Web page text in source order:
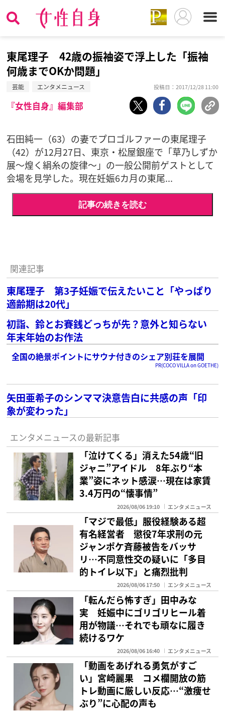
東尾理子 42歳の振袖姿で浮上した「振袖
何歳までOKか問題」
芸能 エンタメニュース 投稿日：2017/12/28 11:00
『女性自身』編集部
石田純一（63）の妻でプロゴルファーの東尾理子
（42）が12月27日、東京・松屋銀座で「草乃しずか
展～煌く絹糸の旋律～」の一般公開前ゲストとして
会場を見学した。現在妊娠6カ月の東尾...
記事の続きを読む
関連記事
東尾理子 第3子妊娠で伝えたいこと「やっぱり
適齢期は20代」
初詣、鈴とお賽銭どっちが先？意外と知らない
年末年始のお作法
全国の絶景ポイントにサウナ付きのシェア別荘を展開
PR(COCO VILLA on GOETHE)
矢田亜希子のシンママ決意告白に共感の声「印
象が変わった」
エンタメニュースの最新記事
「泣けてくる」消えた54歳“旧
ジャニ”アイドル 8年ぶり“本
業”姿にネット感涙…現在は家賃
3.4万円の“懐事情”
2026/08/06 19:10 エンタメニュース
「マジで最低」服役経験ある超
有名経営者 懲役7年求刑の元
ジャンポケ斉藤被告をバッサ
リ…不同意性交の疑いに「多目
的トイレ以下」と痛烈批判
2026/08/06 17:50 エンタメニュース
「転んだら怖すぎ」田中みな
実 妊娠中にゴリゴリヒール着
用が物議…それでも頑なに履き
続けるワケ
2026/08/06 16:40 エンタメニュース
「動画をあげれる勇気がすご
い」宮崎麗果 コメ欄開放の筋
トレ動画に厳しい反応…“激痩せ
ぶり”に心配の声も